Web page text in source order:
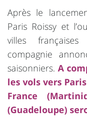
Après le
Paris Roissy et
villes
compagnie
saisonniers.A
les vols vers
France
(Guadeloupe)